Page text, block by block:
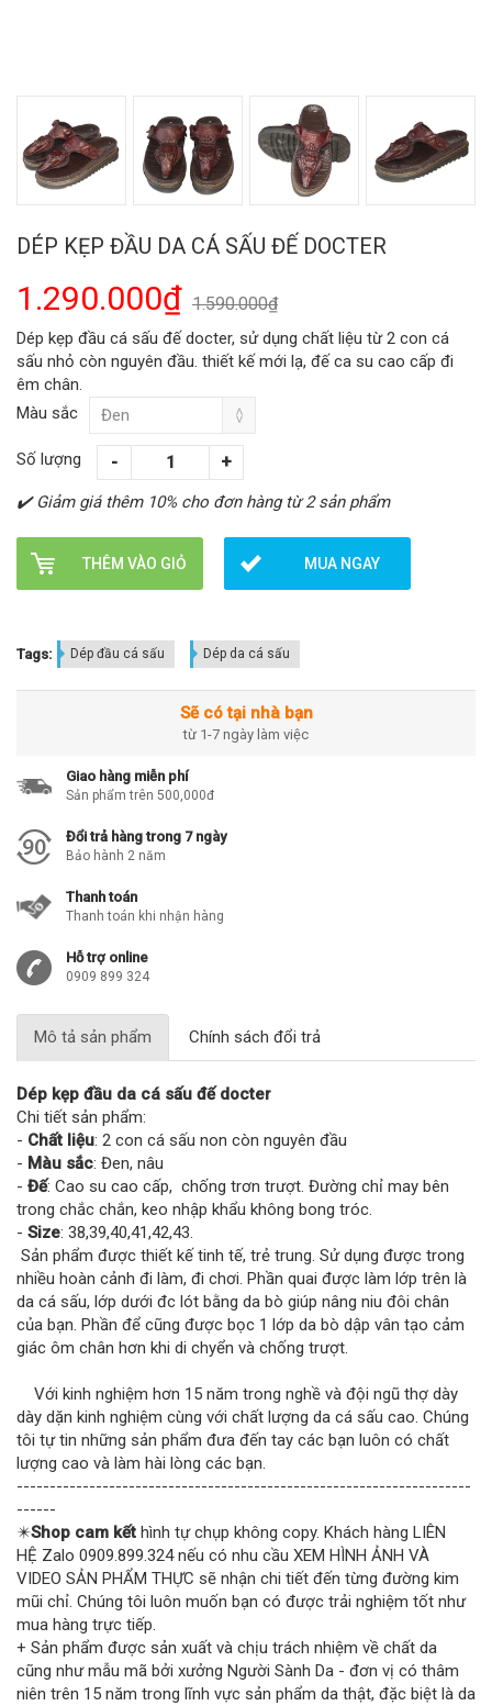
DÉP KẸP ĐẦU DA CÁ SẤU ĐẾ DOCTER
1.290.000₫ 1.590.000₫
Dép kẹp đầu cá sấu đế docter, sử dụng chất liệu từ 2 con cá
sấu nhỏ còn nguyên đầu. thiết kế mới lạ, đế ca su cao cấp đi
êm chân.
Màu sắc
Số lượng
✔️ Giảm giá thêm 10% cho đơn hàng từ 2 sản phẩm
THÊM VÀO GIỎ MUA NGAY
Tags: Dép đầu cá sấu Dép da cá sấu
Sẽ có tại nhà bạn
từ 1-7 ngày làm việc
Giao hàng miễn phí
Sản phẩm trên 500,000đ
Đổi trả hàng trong 7 ngày
Bảo hành 2 năm
Thanh toán
Thanh toán khi nhận hàng
Hỗ trợ online
0909 899 324
Mô tả sản phẩm Chính sách đổi trả
Dép kẹp đầu da cá sấu đế docter
Chi tiết sản phẩm:
- Chất liệu: 2 con cá sấu non còn nguyên đầu
- Màu sắc: Đen, nâu
- Đế: Cao su cao cấp, chống trơn trượt. Đường chỉ may bên
trong chắc chắn, keo nhập khẩu không bong tróc.
- Size: 38,39,40,41,42,43.
Sản phẩm được thiết kế tinh tế, trẻ trung. Sử dụng được trong
nhiều hoàn cảnh đi làm, đi chơi. Phần quai được làm lớp trên là
da cá sấu, lớp dưới đc lót bằng da bò giúp nâng niu đôi chân
của bạn. Phần để cũng được bọc 1 lớp da bò dập vân tạo cảm
giác ôm chân hơn khi di chyển và chống trượt.
Với kinh nghiệm hơn 15 năm trong nghề và đội ngũ thợ dày
dày dặn kinh nghiệm cùng với chất lượng da cá sấu cao. Chúng
tôi tự tin những sản phẩm đưa đến tay các bạn luôn có chất
lượng cao và làm hài lòng các bạn.
---------------------------------------------------------------------
------
✴️Shop cam kết hình tự chụp không copy. Khách hàng LIÊN
HỆ Zalo 0909.899.324 nếu có nhu cầu XEM HÌNH ẢNH VÀ
VIDEO SẢN PHẨM THỰC sẽ nhận chi tiết đến từng đường kim
mũi chỉ. Chúng tôi luôn muốn bạn có được trải nghiệm tốt như
mua hàng trực tiếp.
+ Sản phẩm được sản xuất và chịu trách nhiệm về chất da
cũng như mẫu mã bởi xưởng Người Sành Da - đơn vị có thâm
niên trên 15 năm trong lĩnh vực sản phẩm da thật, đặc biệt là da